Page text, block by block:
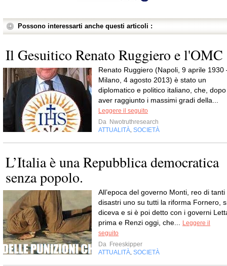
Possono interessarti anche questi articoli :
Il Gesuitico Renato Ruggiero e l'OMC
Renato Ruggiero (Napoli, 9 aprile 1930
Milano, 4 agosto 2013) è stato un
diplomatico e politico italiano, che, dopo
aver raggiunto i massimi gradi della...
Leggere il seguito
Da Nwotruthresearch
ATTUALITÀ SOCIETÀ
L’Italia è una Repubblica democratica
senza popolo.
All’epoca del governo Monti, reo di tanti
disastri uno su tutti la riforma Fornero,
diceva e si è poi detto con i governi
prima e Renzi oggi, che...
Leggere il
seguito
Da Freeskipper
ATTUALITÀ SOCIETÀ